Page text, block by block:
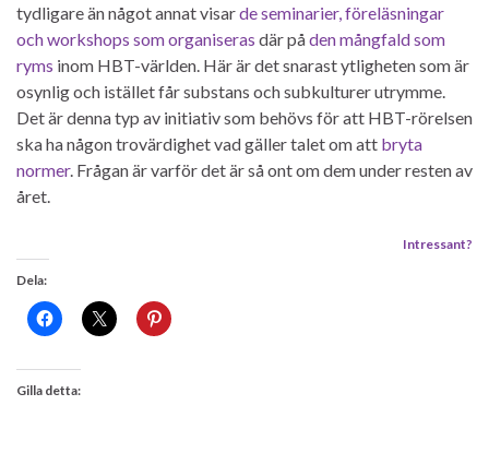
tydligare än något annat visarde seminarier, föreläsningar
och workshops som organiseras där påden mångfald som
ryms inom HBT-världen. Här är det snarast ytligheten som är
osynlig och istället får substans och subkulturer utrymme.
Det är denna typ av initiativ som behövs för att HBT-rörelsen
ska ha någon trovärdighet vad gäller talet om att bryta
normer. Frågan är varför det är så ont om dem under resten av
året.
Intressant?
Dela:
Gilla detta: